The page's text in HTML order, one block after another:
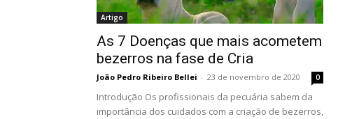
Artigo
As 7 Doenças que mais acometem
bezerros na fase de Cria
João Pedro Ribeiro Bellei - 23 de novembro de 2020 0
Introdução Os profissionais da pecuária sabem da
importância dos cuidados com a criação de bezerros,